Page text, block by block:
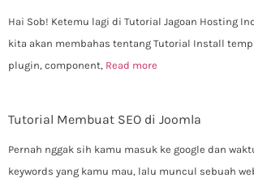
Hai Sob! Ketemu lagi di Tutorial Jagoan Hosting
kita akan membahas tentang Tutorial Install
plugin, component, Read more
Tutorial Membuat SEO di Joomla
Pernah nggak sih kamu masuk ke google dan
keywords yang kamu mau, lalu muncul sebuah